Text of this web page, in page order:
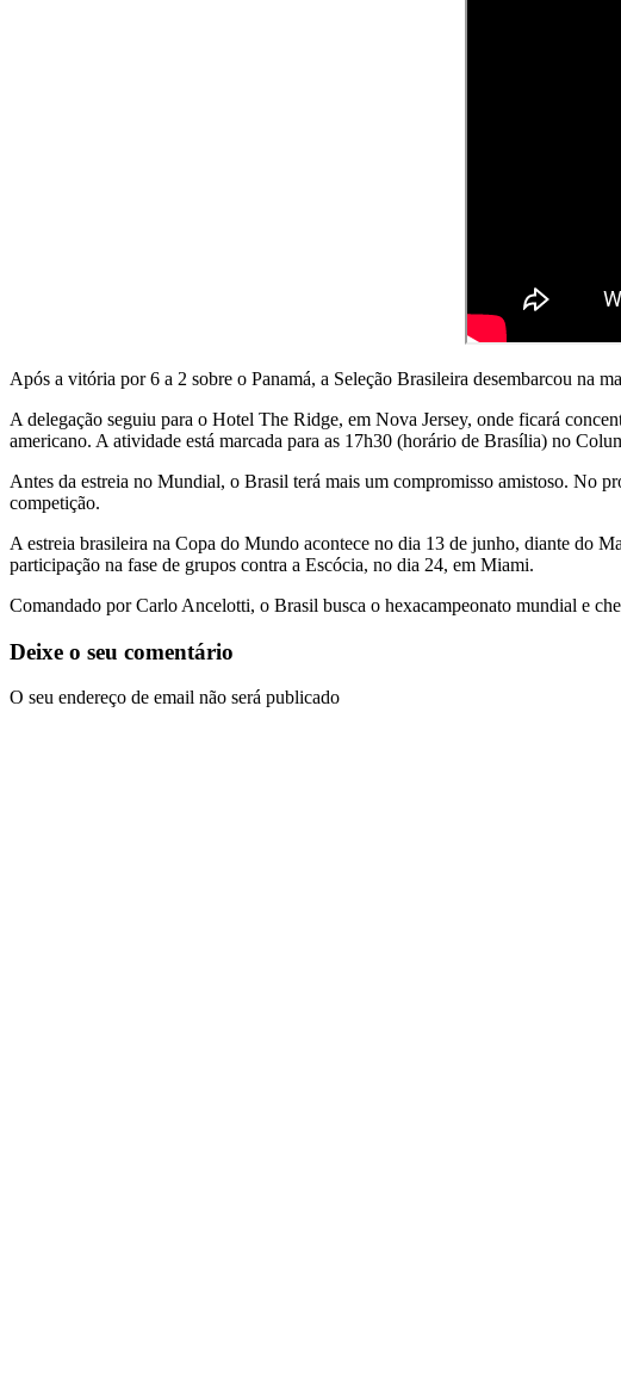
Após a vitória por 6 a 2 sobre o Panamá, a Seleção Brasileira desembarcou na
A delegação seguiu para o Hotel The Ridge, em Nova Jersey, onde ficará
americano. A atividade está marcada para as 17h30 (horário de Brasília) no
Antes da estreia no Mundial, o Brasil terá mais um compromisso amistoso. No
competição.
A estreia brasileira na Copa do Mundo acontece no dia 13 de junho, diante do
participação na fase de grupos contra a Escócia, no dia 24, em Miami.
Comandado por Carlo Ancelotti, o Brasil busca o hexacampeonato mundial e
Deixe o seu comentário
O seu endereço de email não será publicado